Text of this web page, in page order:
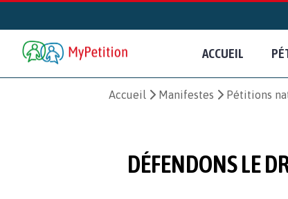
ACCUEIL
Accueil Manifestes Pétitions
DÉFENDONS LE